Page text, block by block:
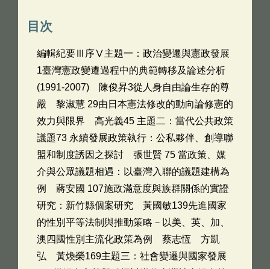
目次
編輯紀要Ⅲ序Ⅴ主題一：政治變遷與憲政發展
1臺灣憲政變遷過程中的典範轉移及論述分析
(1991-2007) 陳俊昇3從人身自由論生存的尊
嚴 黎淑慧 29由日本憲法修改的動向論修憲的
效力與限界 高光義45 主題二：當代公共政策
議題73 永續發展政策執行：公私夥伴、創導聯
盟和制度誘因之探討 張世賢 75 當政策、媒
介與公眾議題相遇：以臺灣入聯的議題建構為
例 蔣安國 107施政滿意度與族群關係的實證
研究：新竹縣個案研究 黃國敏139先進國家
的性別平等法制與推動策略－以美、英、加、
澳四國性別主流化政策為例 蔡志恆 方凱
弘 黃煥榮169主題三：社會變遷與國家發展